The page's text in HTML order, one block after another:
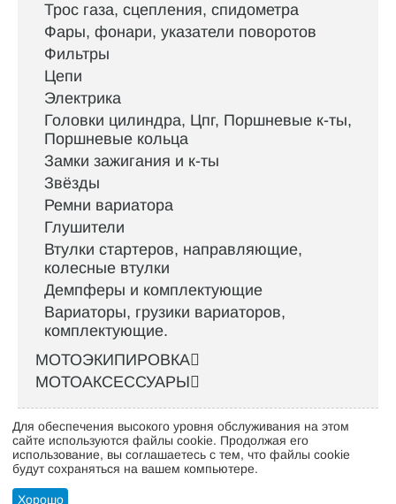
Трос газа, сцепления, спидометра
Фары, фонари, указатели поворотов
Фильтры
Цепи
Электрика
Головки цилиндра, Цпг, Поршневые к-ты,
Поршневые кольца
Замки зажигания и к-ты
Звёзды
Ремни вариатора
Глушители
Втулки стартеров, направляющие,
колесные втулки
Демпферы и комплектующие
Вариаторы, грузики вариаторов,
комплектующие.
МОТОЭКИПИРОВКА
МОТОАКСЕССУАРЫ
Интернет-магазин велосипедов VELO52.RU
Стать оптовым клиентом
Для обеспечения высокого уровня обслуживания на этом
сайте используются файлы cookie. Продолжая его
использование, вы соглашаетесь с тем, что файлы cookie
будут сохраняться на вашем компьютере.
Хорошо